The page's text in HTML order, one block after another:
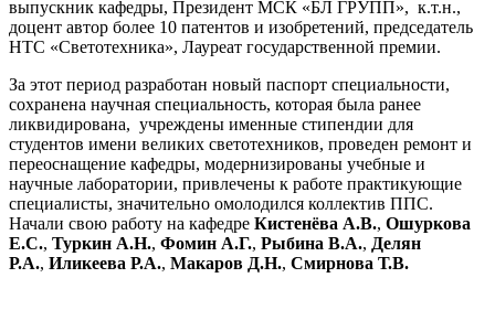
выпускник кафедры, Президент МСК «БЛ ГРУПП», к.т.н.,
доцент автор более 10 патентов и изобретений, председатель
НТС «Светотехника», Лауреат государственной премии.
За этот период разработан новый паспорт специальности,
сохранена научная специальность, которая была ранее
ликвидирована, учреждены именные стипендии для
студентов имени великих светотехников, проведен ремонт и
переоснащение кафедры, модернизированы учебные и
научные лаборатории, привлечены к работе практикующие
специалисты, значительно омолодился коллектив ППС.
Начали свою работу на кафедре Кистенёва А.В., Ошуркова
Е.С., Туркин А.Н., Фомин А.Г., Рыбина В.А., Делян
Р.А., Иликеева Р.А.​, Макаров Д.Н., ​Смирнова Т.В.